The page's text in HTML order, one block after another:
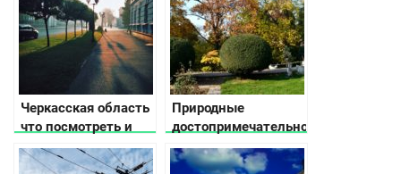
Черкасская область
что посмотреть и
куда поехать
Природные
достопримечательности
Украины — места, о
которых мало кто